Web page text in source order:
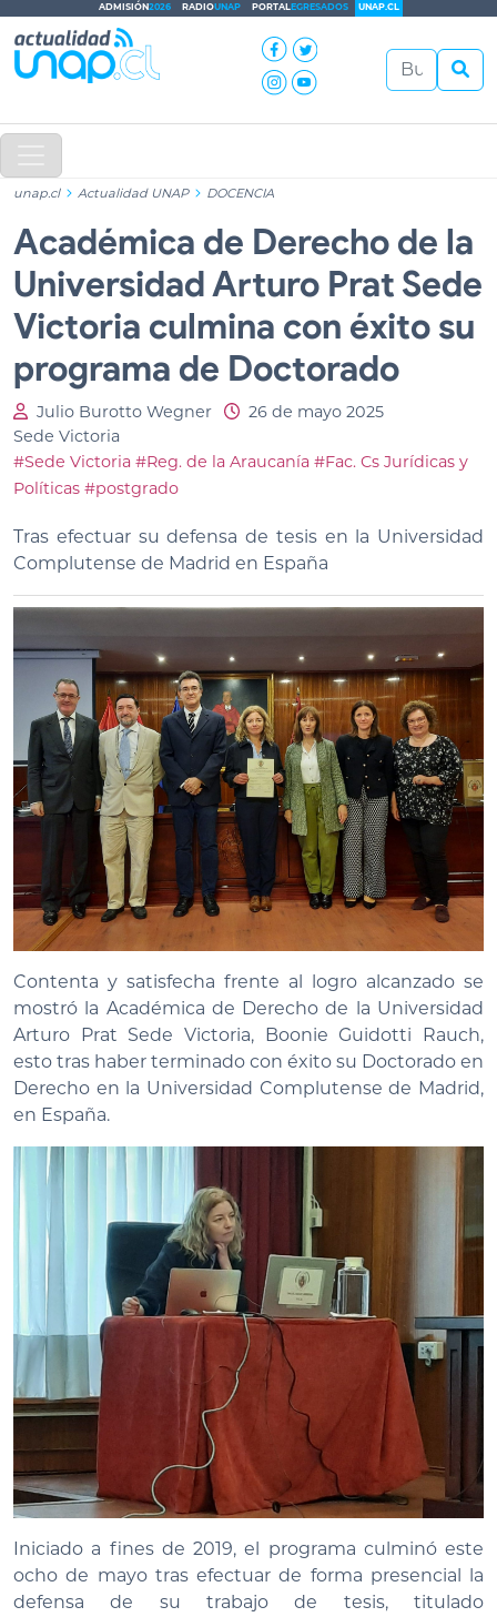
ADMISIÓN2026 RADIOUNAP PORTALEGRESADOS UNAP.CL
unap.cl Actualidad UNAP DOCENCIA
Académica de Derecho de la
Universidad Arturo Prat Sede
Victoria culmina con éxito su
programa de Doctorado
Julio Burotto Wegner
26 de mayo 2025
Sede Victoria
#Sede Victoria #Reg. de la Araucanía #Fac. Cs Jurídicas y
Políticas #postgrado
Tras efectuar su defensa de tesis en la Universidad
Complutense de Madrid en España
Contenta y satisfecha frente al logro alcanzado se
mostró la Académica de Derecho de la Universidad
Arturo Prat Sede Victoria, Boonie Guidotti Rauch,
esto tras haber terminado con éxito su Doctorado en
Derecho en la Universidad Complutense de Madrid,
en España.
Iniciado a fines de 2019, el programa culminó este
ocho de mayo tras efectuar de forma presencial la
defensa de su trabajo de tesis, titulado